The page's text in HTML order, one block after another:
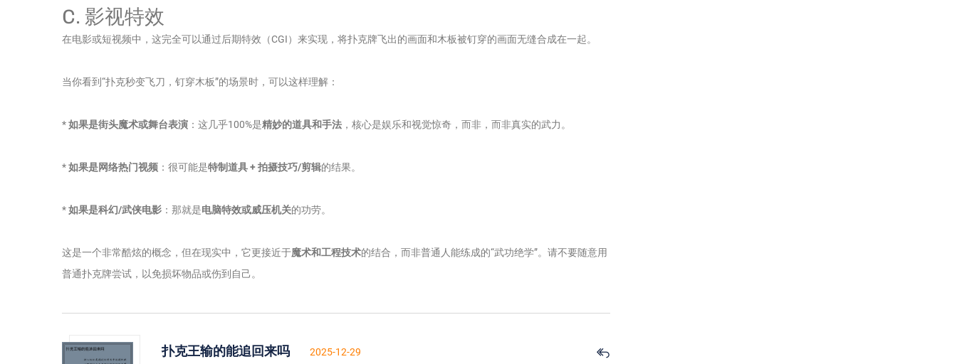
C. 影视特效
在电影或短视频中，这完全可以通过后期特效（CGI）来实现，将扑克牌飞出的画面和木板被钉穿的画面无缝合成在一起。
当你看到“扑克秒变飞刀，钉穿木板”的场景时，可以这样理解：
*如果是街头魔术或舞台表演 ：这几乎100%是精妙的道具和手法 ，核心是娱乐和视觉惊奇，而非，而非真实的武力。
*如果是网络热门视频 ：很可能是特制道具 + 拍摄技巧/剪辑的结果。
*如果是科幻/武侠电影 ：那就是电脑特效或威压机关的功劳。
这是一个非常酷炫的概念，但在现实中，它更接近于魔术和工程技术的结合，而非普通人能练成的“武功绝学”。请不要随意用
普通扑克牌尝试，以免损坏物品或伤到自己。
扑克王输的能追回来吗 2025-12-29